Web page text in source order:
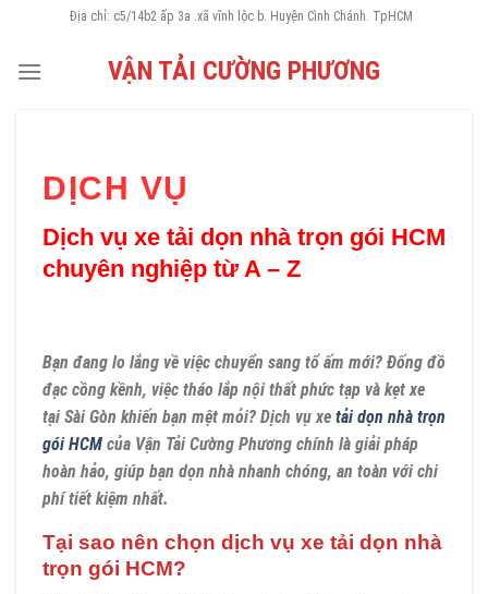
content
Địa chỉ: c5/14b2 ấp 3a .xã vĩnh lộc b. Huyện Cình Chánh. TpHCM
VẬN TẢI CƯỜNG PHƯƠNG
DỊCH VỤ
Dịch vụ xe tải dọn nhà trọn gói HCM
chuyên nghiệp từ A – Z
Bạn đang lo lắng về việc chuyển sang tổ ấm mới? Đống đồ
đạc cồng kềnh, việc tháo lắp nội thất phức tạp và kẹt xe
tại Sài Gòn khiến bạn mệt mỏi? Dịch vụ xe tải dọn nhà trọn
gói HCM của Vận Tải Cường Phương chính là giải pháp
hoàn hảo, giúp bạn dọn nhà nhanh chóng, an toàn với chi
phí tiết kiệm nhất.
Tại sao nên chọn dịch vụ xe tải dọn nhà
trọn gói HCM?